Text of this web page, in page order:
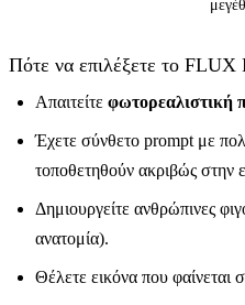
Πότε να επιλέξετε το FLUX
Απαιτείτε φωτορεαλιστική
Έχετε σύνθετο prompt με
τοποθετηθούν ακριβώς στην
Δημιουργείτε ανθρώπινες
ανατομία).
Θέλετε εικόνα που